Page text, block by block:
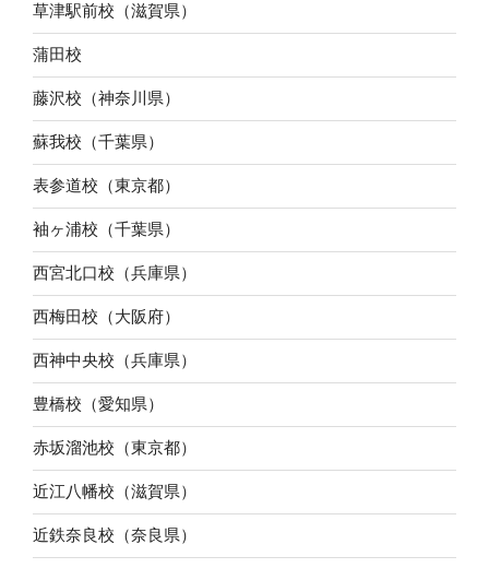
草津駅前校（滋賀県）
蒲田校
藤沢校（神奈川県）
蘇我校（千葉県）
表参道校（東京都）
袖ヶ浦校（千葉県）
西宮北口校（兵庫県）
西梅田校（大阪府）
西神中央校（兵庫県）
豊橋校（愛知県）
赤坂溜池校（東京都）
近江八幡校（滋賀県）
近鉄奈良校（奈良県）